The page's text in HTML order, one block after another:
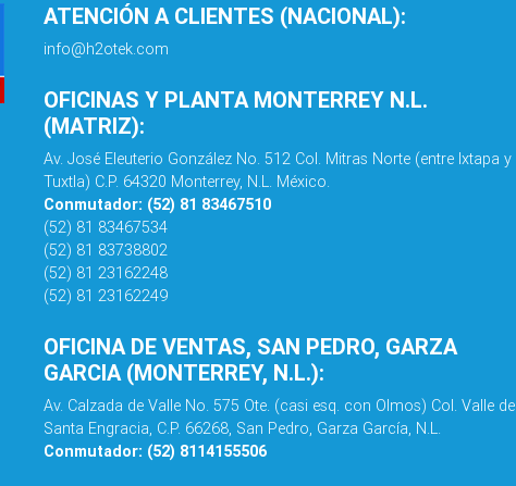
ATENCIÓN A CLIENTES (NACIONAL):
info@h2otek.com
OFICINAS Y PLANTA MONTERREY N.L.
(MATRIZ):
Av. José Eleuterio González No. 512 Col. Mitras Norte (entre Ixtapa y
Tuxtla) C.P. 64320 Monterrey, N.L. México.
Conmutador: (52) 81 83467510
(52) 81 83467534
(52) 81 83738802
(52) 81 23162248
(52) 81 23162249
OFICINA DE VENTAS, SAN PEDRO, GARZA
GARCIA (MONTERREY, N.L.):
Av. Calzada de Valle No. 575 Ote. (casi esq. con Olmos) Col. Valle de
Santa Engracia, C.P. 66268, San Pedro, Garza García, N.L.
Conmutador: (52) 8114155506